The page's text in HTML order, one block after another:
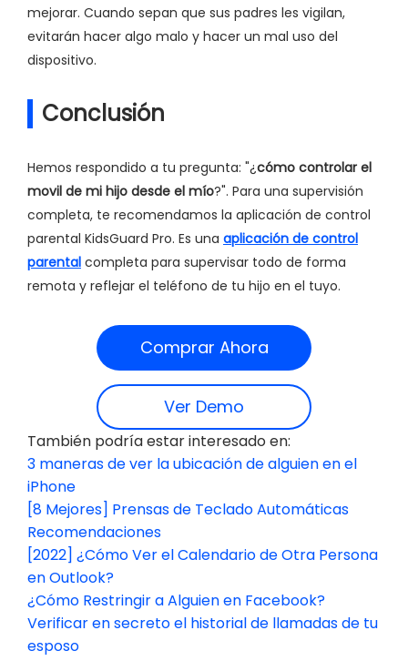
mejorar. Cuando sepan que sus padres les vigilan,
evitarán hacer algo malo y hacer un mal uso del
dispositivo.
Conclusión
Hemos respondido a tu pregunta: "¿cómo controlar el
movil de mi hijo desde el mío?". Para una supervisión
completa, te recomendamos la aplicación de control
parental KidsGuard Pro. Es una aplicación de control
parental completa para supervisar todo de forma
remota y reflejar el teléfono de tu hijo en el tuyo.
Comprar Ahora
Ver Demo
También podría estar interesado en:
3 maneras de ver la ubicación de alguien en el
iPhone
[8 Mejores] Prensas de Teclado Automáticas
Recomendaciones
[2022] ¿Cómo Ver el Calendario de Otra Persona
en Outlook?
¿Cómo Restringir a Alguien en Facebook?
Verificar en secreto el historial de llamadas de tu
esposo